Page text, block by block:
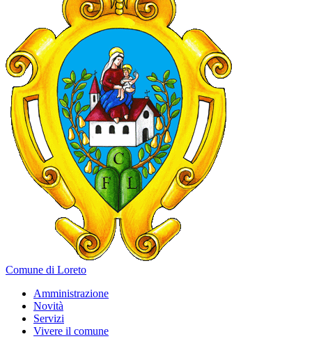
Comune di Loreto
Amministrazione
Novità
Servizi
Vivere il comune